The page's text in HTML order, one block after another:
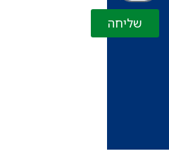
שליחה